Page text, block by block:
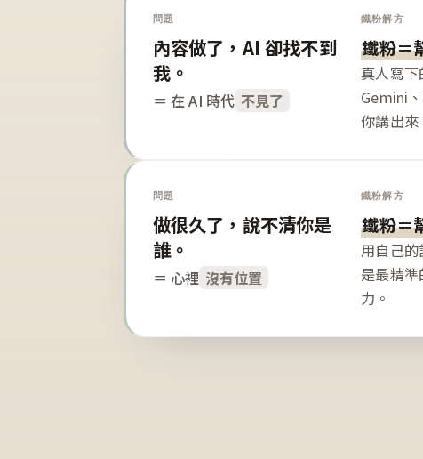
問題
內容做了，AI 卻找不到
我。
＝ 在 AI 時代 不見了
鐵粉解方
鐵粉＝
真人寫
Gemini
你講出來
問題
做很久了，說不清你是
誰。
＝ 心裡 沒有位置
鐵粉解方
鐵粉＝
用自己
是最精
力。